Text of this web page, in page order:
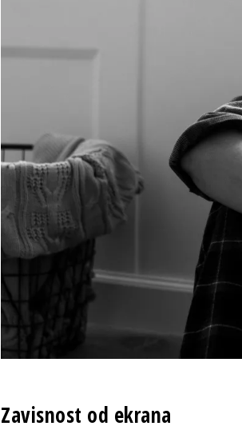
Zavisnost od ekrana